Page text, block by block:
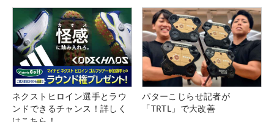
ネクストヒロイン選手とラウ
ンドできるチャンス！詳しく
パターこじらせ記者が
「TRTL」で大改善